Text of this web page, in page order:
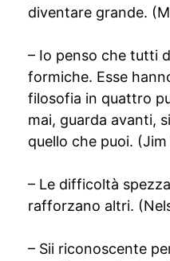
diventare grande.
– Io penso che tutti
formiche. Esse
filosofia in quattro
mai, guarda avanti,
quello che puoi. (Jim
– Le difficoltà
rafforzano altri.
– Sii riconoscente